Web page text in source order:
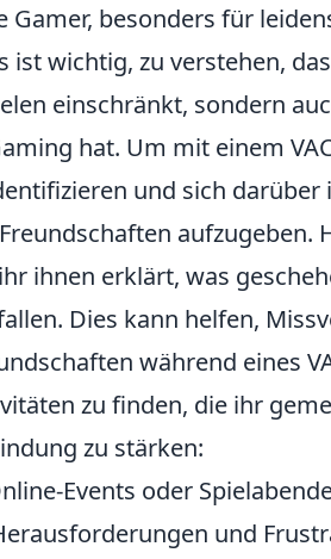
Gamer, besonders für
ist wichtig, zu verstehen,
einschränkt, sondern
hat. Um mit einem
und sich darüber
aufzugeben.
ihnen erklärt, was
Dies kann helfen,
während eines
zu finden, die ihr
zu stärken:
Events oder
und